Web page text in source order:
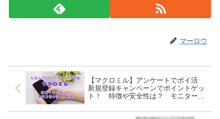
マーロウ
【マクロミル】アンケートでポイ活
新規登録キャンペーンでポイントゲッ
ト！ 特徴や安全性は？ モニターの